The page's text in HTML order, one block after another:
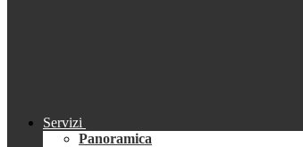
Servizi
Panoramica